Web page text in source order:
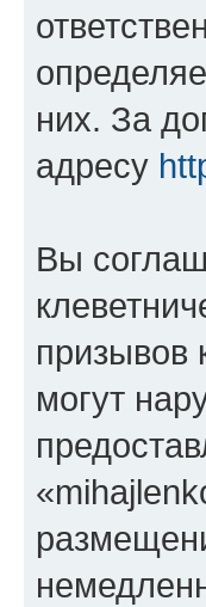
них. За
адресу
Вы
призывов
могут